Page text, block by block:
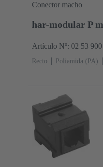
Conector macho
har-modular P
Artículo Nº: 02 53
Recto Poliamida (PA)